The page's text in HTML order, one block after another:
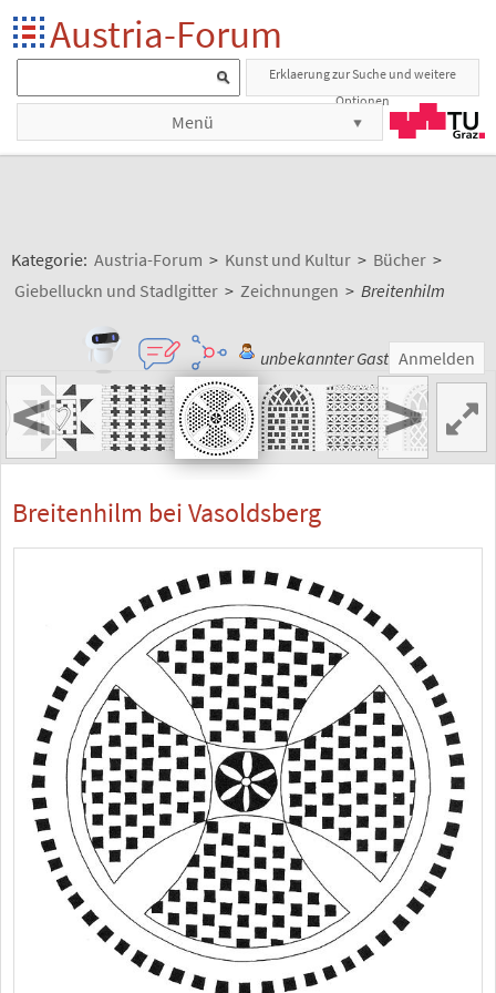
Austria-Forum
Erklaerung zur Suche und weitere
Optionen
Menü
Kategorie: Austria-Forum > Kunst und Kultur > Bücher >
Giebelluckn und Stadlgitter > Zeichnungen > Breitenhilm
unbekannter Gast Anmelden
< >
Breitenhilm bei Vasoldsberg